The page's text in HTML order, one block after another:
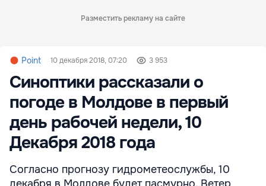
Разместить рекламу на сайте
Point 10 декабря 2018, 07:20 3 953
Синоптики рассказали о
погоде в Молдове в первый
день рабочей недели, 10
Декабря 2018 года
Согласно прогнозу гидрометеослужбы, 10